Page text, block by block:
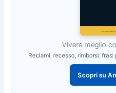
Vivere meglio
Reclami, recesso, rimborsi:
Scopri su